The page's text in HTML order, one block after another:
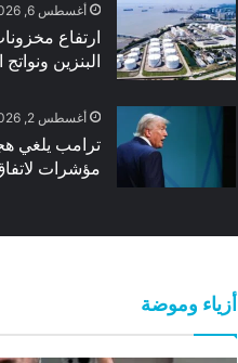
أغسطس 6, 2026
ارتفاع
البنزين ونواتج
أغسطس 2, 2026
ترامب يلغي
مؤشرات
أزياء وموضة